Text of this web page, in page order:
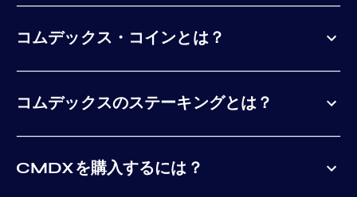
コムデックス・コインとは？
コムデックスのステーキングとは？
CMDXを購入するには？